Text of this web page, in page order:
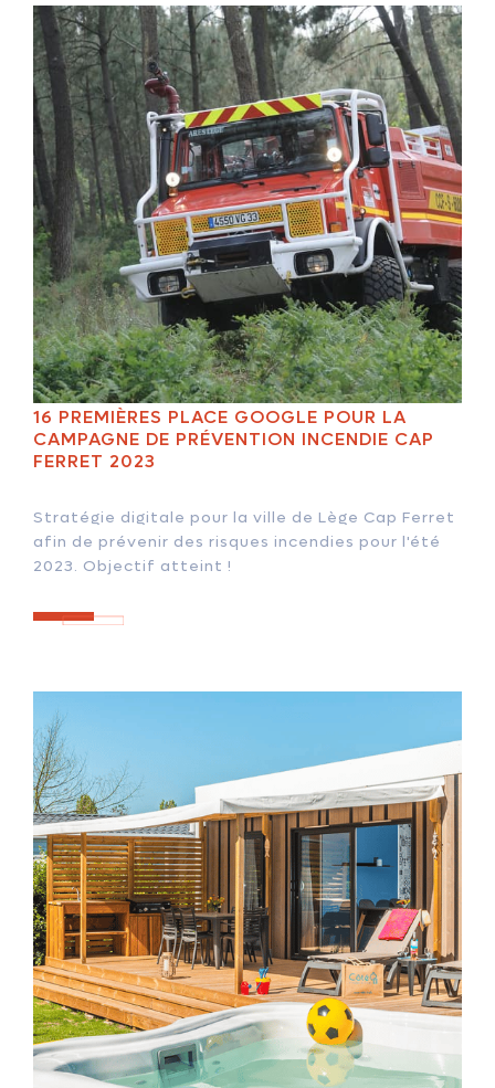
16 PREMIÈRES PLACE GOOGLE POUR LA
CAMPAGNE DE PRÉVENTION INCENDIE CAP
FERRET 2023
Stratégie digitale pour la ville de Lège Cap Ferret
afin de prévenir des risques incendies pour l'été
2023. Objectif atteint !